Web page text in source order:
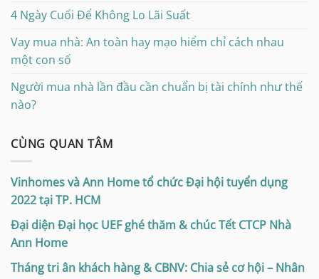
4 Ngày Cuối Để Không Lo Lãi Suất
Vay mua nhà: An toàn hay mạo hiểm chỉ cách nhau
một con số
Người mua nhà lần đầu cần chuẩn bị tài chính như thế
nào?
CÙNG QUAN TÂM
Vinhomes và Ann Home tổ chức Đại hội tuyển dụng
2022 tại TP. HCM
Đại diện Đại học UEF ghé thăm & chúc Tết CTCP Nhà
Ann Home
Tháng tri ân khách hàng & CBNV: Chia sẻ cơ hội – Nhân